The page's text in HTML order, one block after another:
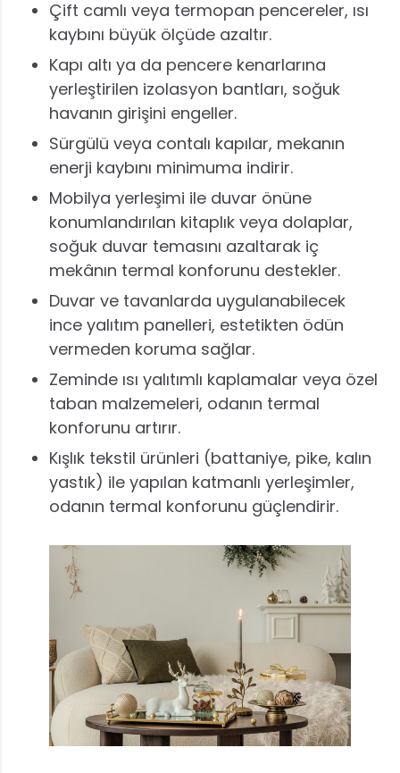
Çift camlı veya termopan pencereler, ısı
kaybını büyük ölçüde azaltır.
Kapı altı ya da pencere kenarlarına
yerleştirilen izolasyon bantları, soğuk
havanın girişini engeller.
Sürgülü veya contalı kapılar, mekanın
enerji kaybını minimuma indirir.
Mobilya yerleşimi ile duvar önüne
konumlandırılan kitaplık veya dolaplar,
soğuk duvar temasını azaltarak iç
mekânın termal konforunu destekler.
Duvar ve tavanlarda uygulanabilecek
ince yalıtım panelleri, estetikten ödün
vermeden koruma sağlar.
Zeminde ısı yalıtımlı kaplamalar veya özel
taban malzemeleri, odanın termal
konforunu artırır.
Kışlık tekstil ürünleri (battaniye, pike, kalın
yastık) ile yapılan katmanlı yerleşimler,
odanın termal konforunu güçlendirir.